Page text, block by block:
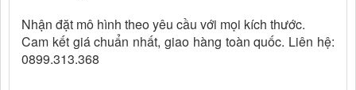
Nhận đặt mô hình theo yêu cầu với mọi kích thước.
Cam kết giá chuẩn nhất, giao hàng toàn quốc. Liên hệ:
0899.313.368